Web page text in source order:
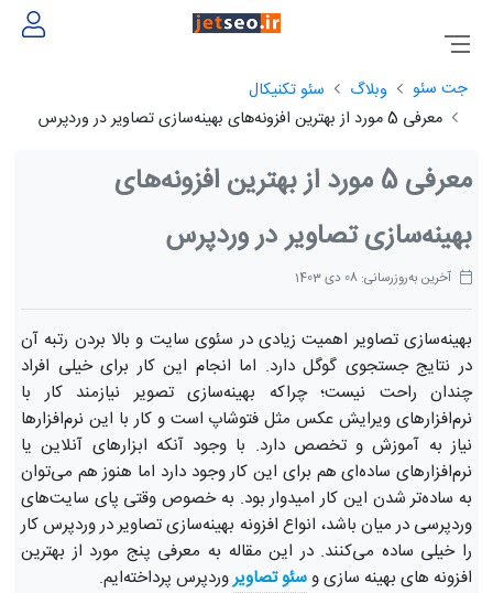
جت سئو وبلاگ
سئو تکنیکال
معرفی 5 مورد از بهترین افزونه‌های بهینه‌سازی تصاویر در وردپرس
معرفی 5 مورد از بهترین افزونه‌های
بهینه‌سازی تصاویر در وردپرس
آخرین به‌روزرسانی: 08 دی 1403
بهینه‌سازی تصاویر اهمیت زیادی در سئوی سایت و بالا بردن رتبه آن
در نتایج جستجوی گوگل دارد. اما انجام این کار برای خیلی افراد
چندان راحت نیست؛ چراکه بهینه‌سازی تصویر نیازمند کار با
نرم‌افزارهای ویرایش عکس مثل فتوشاپ است و کار با این نرم‌افزارها
نیاز به آموزش و تخصص دارد. با وجود آنکه ابزارهای آنلاین یا
نرم‌افزارهای ساده‌ای هم برای این کار وجود دارد اما هنوز هم می‌توان
به ساده‌تر شدن این کار امیدوار بود. به‌ خصوص وقتی پای سایت‌های
وردپرسی در میان باشد، انواع افزونه بهینه‌سازی تصاویر در وردپرس کار
را خیلی ساده می‌کنند. در این مقاله به معرفی پنج مورد از بهترین
افزونه های بهینه سازی وسئو تصاویروردپرس پرداخته‌ایم.